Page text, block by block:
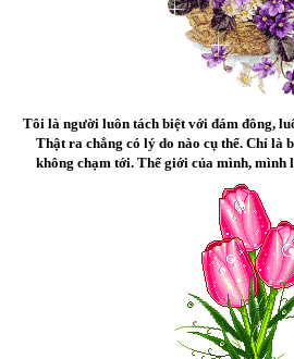
Tôi là người luôn tách biệt với đám đông,
Thật ra chẳng có lý do nào cụ thể. Chỉ là
không chạm tới. Thế giới của mình, mình